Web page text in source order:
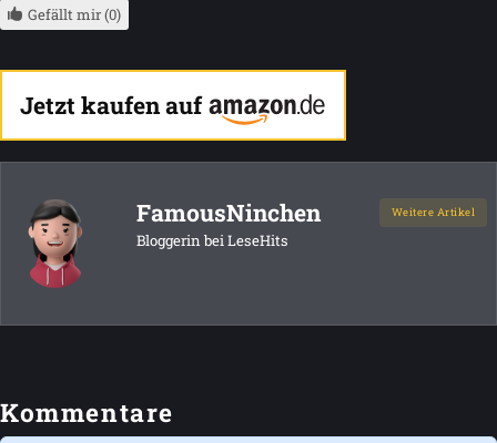
Gefällt mir (0)
Jetzt kaufen auf
FamousNinchen
Bloggerin bei LeseHits
Weitere Artikel
Kommentare